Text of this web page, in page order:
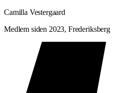
Camilla Vestergaard
Medlem siden 2023, Frederiksberg